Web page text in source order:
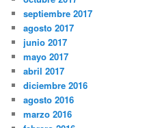
septiembre 2017
agosto 2017
junio 2017
mayo 2017
abril 2017
diciembre 2016
agosto 2016
marzo 2016